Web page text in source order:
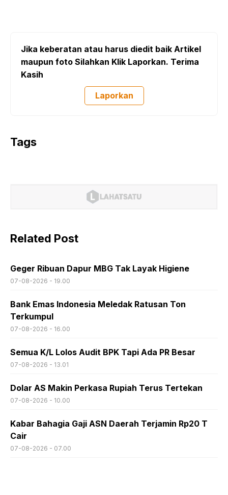
Jika keberatan atau harus diedit baik Artikel
maupun foto Silahkan Klik Laporkan. Terima
Kasih
Laporkan
Tags
Related Post
Geger Ribuan Dapur MBG Tak Layak Higiene
07-08-2026 - 19.00
Bank Emas Indonesia Meledak Ratusan Ton
Terkumpul
07-08-2026 - 16.00
Semua K/L Lolos Audit BPK Tapi Ada PR Besar
07-08-2026 - 13.01
Dolar AS Makin Perkasa Rupiah Terus Tertekan
07-08-2026 - 10.00
Kabar Bahagia Gaji ASN Daerah Terjamin Rp20 T
Cair
07-08-2026 - 07.00